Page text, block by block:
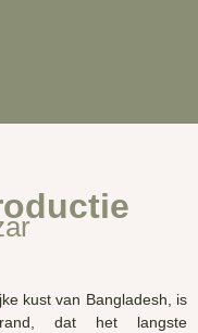
kust van Bangladesh, is
dat het langste